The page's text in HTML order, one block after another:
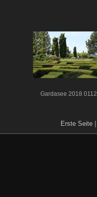
Gardasee 2018 0112
Erste Seite|